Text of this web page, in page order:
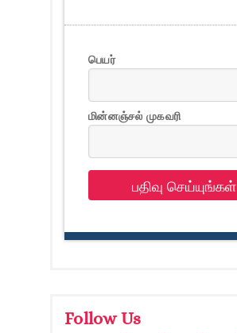
பெயர்
மின்னஞ்சல் முகவரி
பதிவு செய்யுங்கள்
Follow Us